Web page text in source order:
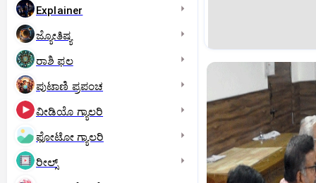
Explainer
ಜ್ಯೋತಿಷ್ಯ
ರಾಶಿ ಫಲ
ಪುಟಾಣಿ ಪ್ರಪಂಚ
ವೀಡಿಯೊ ಗ್ಯಾಲರಿ
ಫೋಟೋ ಗ್ಯಾಲರಿ
ರೀಲ್ಸ್